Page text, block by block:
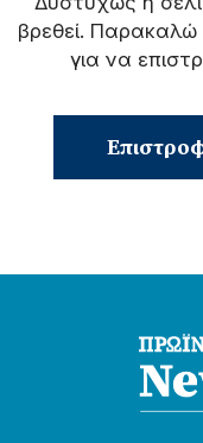
βρεθεί.
για να